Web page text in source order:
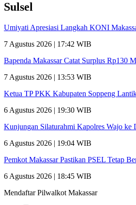
Sulsel
Umiyati Apresiasi Langkah KONI
7 Agustus 2026 | 17:42 WIB
Bapenda Makassar Catat Surplus Rp130
7 Agustus 2026 | 13:53 WIB
Ketua TP PKK Kabupaten Soppeng
6 Agustus 2026 | 19:30 WIB
Kunjungan Silaturahmi Kapolres Wajo ke
6 Agustus 2026 | 19:04 WIB
Pemkot Makassar Pastikan PSEL Tetap
6 Agustus 2026 | 18:45 WIB
Mendaftar Pilwalkot Makassar